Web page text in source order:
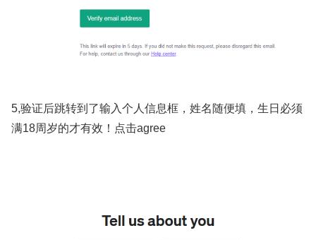
5,验证后跳转到了输入个人信息框，姓名随便填，生日必须
满18周岁的才有效！点击agree